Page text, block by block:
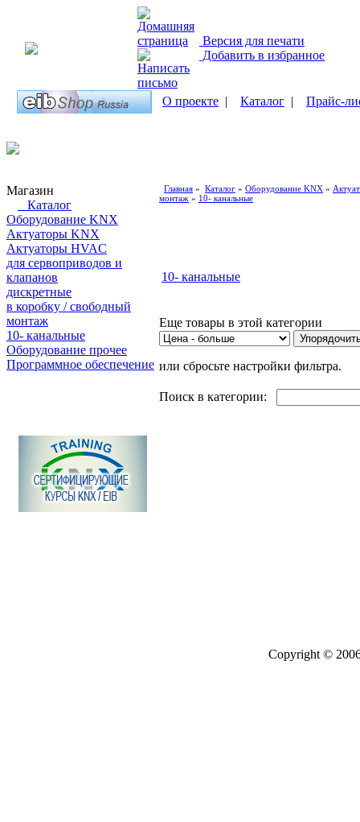
Версия для печати
Добавить в избранное
О проекте | Каталог | Прайс-
Магазин
Каталог
Оборудование KNX
Актуаторы KNX
Актуаторы HVAC
для сервоприводов и
клапанов
дискретные
в коробку / свободный
монтаж
10- канальные
Оборудование прочее
Программное обеспечение
Главная » Каталог » Оборудование KNX »
монтаж » 10- канальные
10- канальные
Еще товары в этой категории
или сбросьте настройки фильтра.
Поиск в категории:
Copyright ©